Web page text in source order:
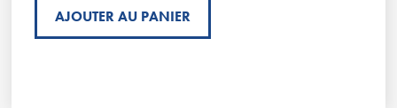
AJOUTER AU PANIER